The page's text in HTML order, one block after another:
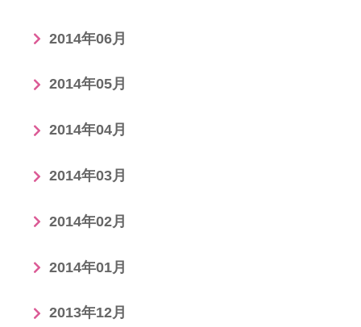
2014年06月
2014年05月
2014年04月
2014年03月
2014年02月
2014年01月
2013年12月